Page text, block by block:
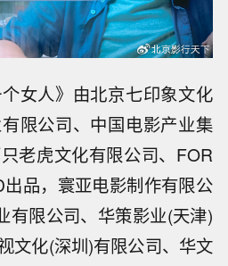
女人》由北京七印象文化
限公司、中国电影产业集
老虎文化有限公司、FOR
品，寰亚电影制作有限公
有限公司、华策影业(天津)
文化(深圳)有限公司、华文